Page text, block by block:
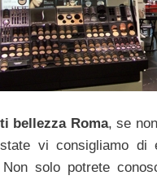
bellezza Roma, se
vi consigliamo
Non solo potrete